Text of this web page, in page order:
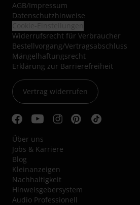
AGB/Impressum
Datenschutzhinweise
Widerrufsrecht für Verbraucher
Bestellvorgang/Vertragsabschluss
Mängelhaftungsrecht
Erklärung zur Barrierefreiheit
Vertrag widerrufen
Über uns
Jobs & Karriere
Blog
Kleinanzeigen
Nachhaltigkeit
Hinweisgebersystem
Audio Professionell